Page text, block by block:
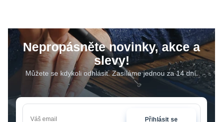
Nepropásněte novinky, akce a
slevy!
Můžete se kdykoli odhlásit. Zasíláme jednou za 14 dní.
Přihlásit se